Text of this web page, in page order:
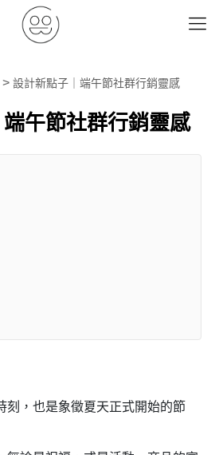
>設計新點子｜端午節社群行銷靈感
午節社群行銷靈感
刻，也是象徵夏天正式開始的節